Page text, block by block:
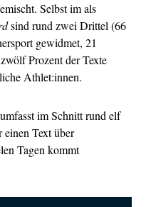
Selbst im als
sind rund zwei Drittel (66
gewidmet, 21
Prozent der Texte
Athlet:innen.
im Schnitt rund elf
Text über
Tagen kommt